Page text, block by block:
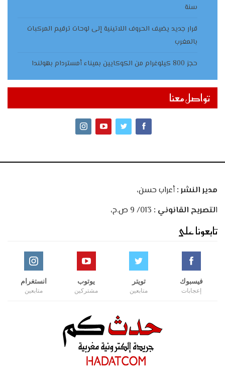
سنة
قرار جديد يضيف الحروف اللاتينية إلى لوحات ترقيم المركبات
بالمغرب
حجز 800 كيلوغرام من الكوكايين بميناء أمستردام بهولندا
تواصل معنا
مدير النشر :أعراب حسن،
التصريح القانوني :
تابعونا على
فيسبوك
إعجابات
تويتر
متابعين
يوتوب
مشتركين
انستغرام
متابعين